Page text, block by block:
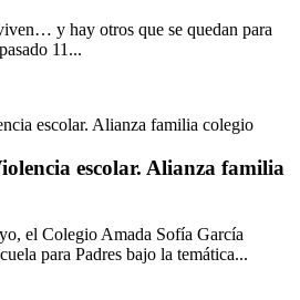
y hay otros que se quedan para
11...
escolar. Alianza familia
el Colegio Amada Sofía García
para Padres bajo la temática...